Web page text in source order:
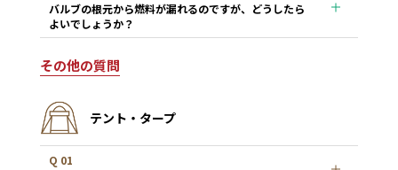
バルブの根元から燃料が漏れるのですが、どうしたら
よいでしょうか？
その他の質問
テント・タープ
Q 01